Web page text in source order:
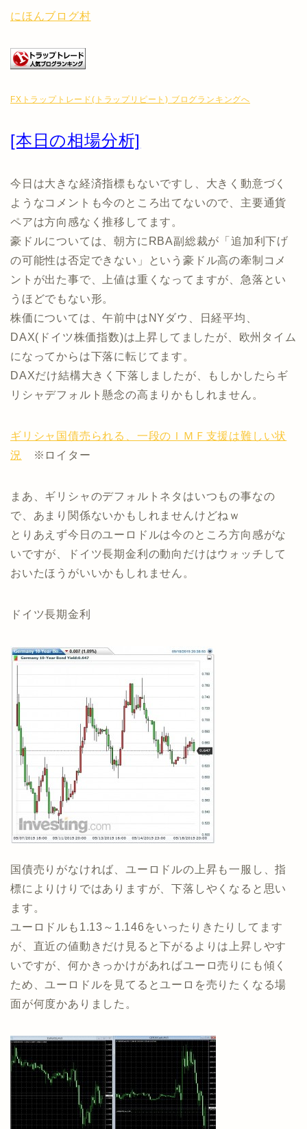
にほんブログ村
FXトラップトレード(トラップリピート) ブログランキングへ
[本日の相場分析]
今日は大きな経済指標もないですし、大きく動意づく
ようなコメントも今のところ出てないので、主要通貨
ペアは方向感なく推移してます。
豪ドルについては、朝方にRBA副総裁が「追加利下げ
の可能性は否定できない」という豪ドル高の牽制コメ
ントが出た事で、上値は重くなってますが、急落とい
うほどでもない形。
株価については、午前中はNYダウ、日経平均、
DAX(ドイツ株価指数)は上昇してましたが、欧州タイム
になってからは下落に転じてます。
DAXだけ結構大きく下落しましたが、もしかしたらギ
リシャデフォルト懸念の高まりかもしれません。
ギリシャ国債売られる、一段のＩＭＦ支援は難しい状
況
※ロイター
まあ、ギリシャのデフォルトネタはいつもの事なの
で、あまり関係ないかもしれませんけどねｗ
とりあえず今日のユーロドルは今のところ方向感がな
いですが、ドイツ長期金利の動向だけはウォッチして
おいたほうがいいかもしれません。
ドイツ長期金利
国債売りがなければ、ユーロドルの上昇も一服し、指
標によりけりではありますが、下落しやくなると思い
ます。
ユーロドルも1.13～1.146をいったりきたりしてます
が、直近の値動きだけ見ると下がるよりは上昇しやす
いですが、何かきっかけがあればユーロ売りにも傾く
ため、ユーロドルを見てるとユーロを売りたくなる場
面が何度かありました。